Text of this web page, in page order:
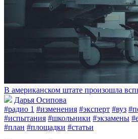
В американском штате произошла
Дарья Осипова
#радио 1 #изменения #эксперт #вуз
#испытания #школьники #экзамены
#план #площадки #статьи